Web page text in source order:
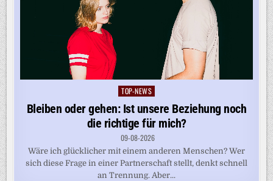
Posted
in
TOP-NEWS
Bleiben oder gehen: Ist unsere Beziehung noch
die richtige für mich?
09-08-2026
Wäre ich glücklicher mit einem anderen Menschen? Wer
sich diese Frage in einer Partnerschaft stellt, denkt schnell
an Trennung. Aber...